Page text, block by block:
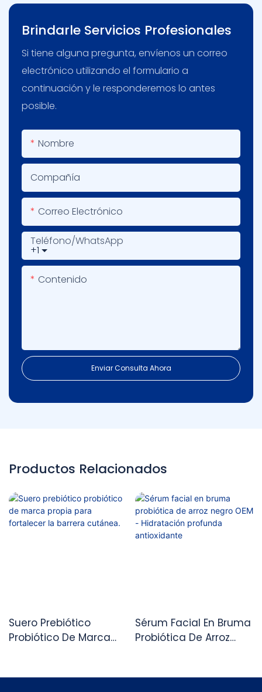
Brindarle Servicios Profesionales
Si tiene alguna pregunta, envíenos un correo
electrónico utilizando el formulario a
continuación y le responderemos lo antes
posible.
Nombre
Compañía
Correo Electrónico
+1
Teléfono/WhatsApp
Contenido
Enviar Consulta Ahora
Productos Relacionados
Suero Prebiótico
Probiótico De Marca
Sérum Facial En Bruma
Probiótica De Arroz
Antioxidante